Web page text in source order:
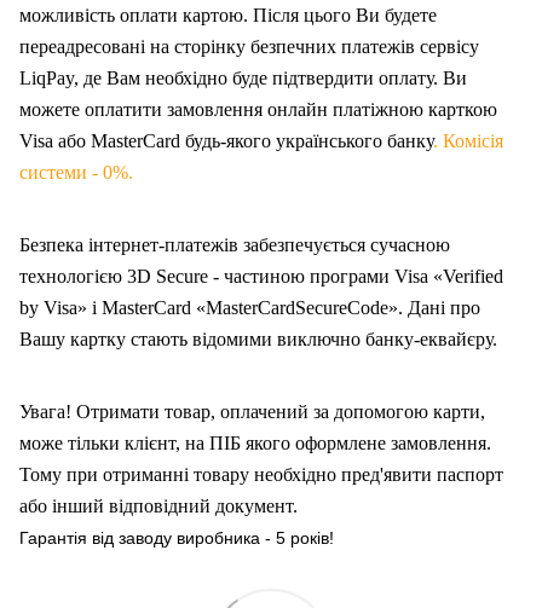
можливість оплати картою. Після цього Ви будете
переадресовані на сторінку безпечних платежів сервісу
LiqPay, де Вам необхідно буде підтвердити оплату. Ви
можете оплатити замовлення онлайн платіжною карткою
Visa або MasterCard будь-якого українського банку. Комісія
системи - 0%.
Безпека інтернет-платежів забезпечується сучасною
технологією 3D Secure - частиною програми Visa «Verified
by Visa» і MasterCard «MasterCardSecureCode». Дані про
Вашу картку стають відомими виключно банку-еквайєру.
Увага! Отримати товар, оплачений за допомогою карти,
може тільки клієнт, на ПІБ якого оформлене замовлення.
Тому при отриманні товару необхідно пред'явити паспорт
або інший відповідний документ.
Гарантія від заводу виробника - 5 років!